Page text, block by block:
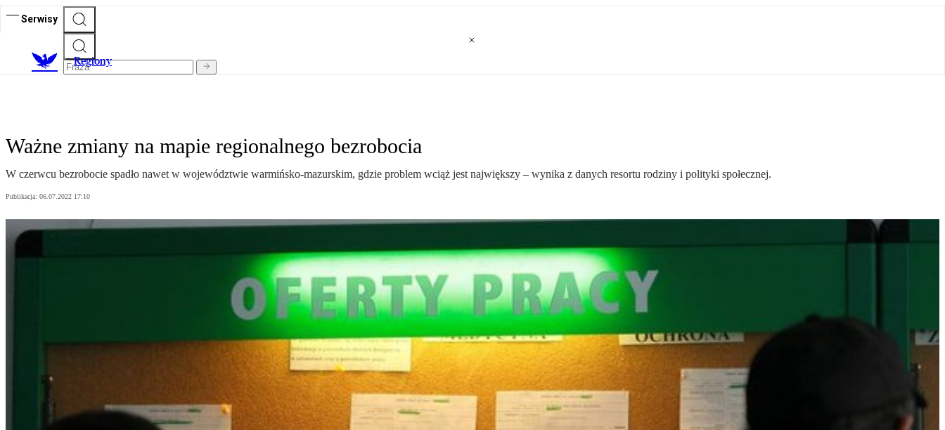
Serwisy
Regiony
Ważne zmiany na mapie regionalnego bezrobocia
W czerwcu bezrobocie spadło nawet w województwie warmińsko-mazurskim, gdzie problem wciąż jest największy – wynika z danych resortu rodziny i polityki społecznej.
Publikacja: 06.07.2022 17:10